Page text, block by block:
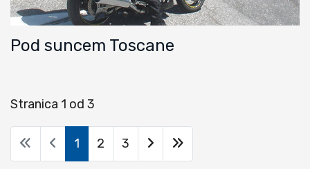
Pod suncem Toscane
Stranica 1 od 3
1 2 3